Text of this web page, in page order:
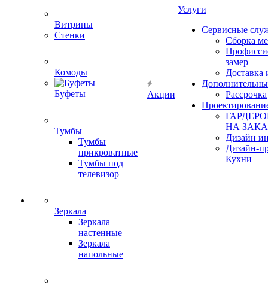
Витрины
Стенки
Комоды
Буфеты
Тумбы
Тумбы
прикроватные
Тумбы под
телевизор
Зеркала
Зеркала
настенные
Зеркала
напольные
Акции
Услуги
Сервисные
Сборка
замер
Доставка
Рассрочка
НА
Дизайн
Дизайн-
Кухни